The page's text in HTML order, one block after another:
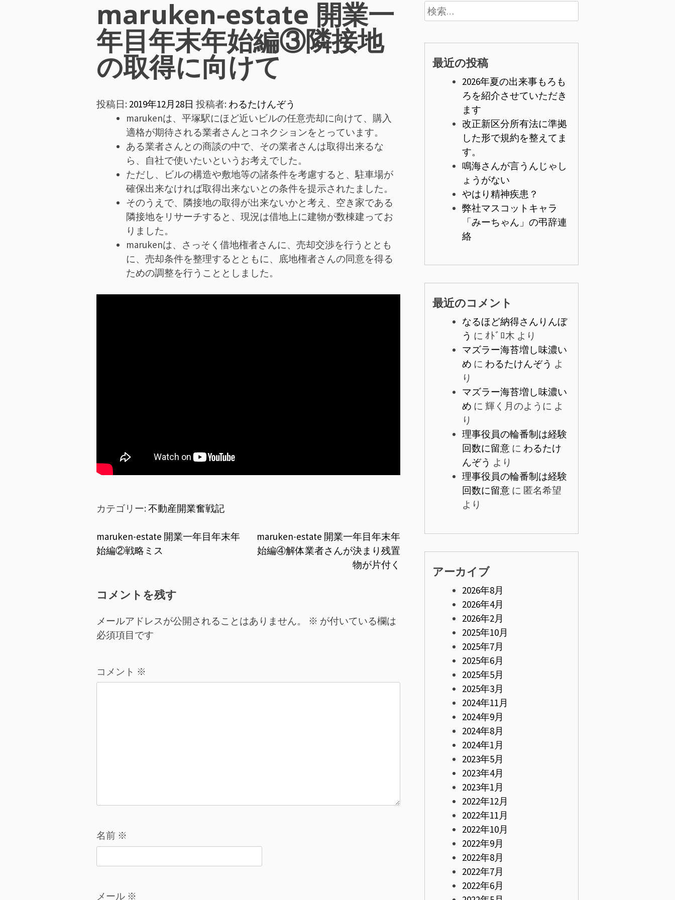
ン
メ
ニ
ュ
ー
maruken-estate 開業一
年目年末年始編③隣接地
の取得に向けて
投稿日: 2019年12月28日 投稿者: わるたけんぞう
marukenは、平塚駅にほど近いビルの任意売却に向けて、購入
適格が期待される業者さんとコネクションをとっています。
ある業者さんとの商談の中で、その業者さんは取得出来るな
ら、自社で使いたいというお考えでした。
ただし、ビルの構造や敷地等の諸条件を考慮すると、駐車場が
確保出来なければ取得出来ないとの条件を提示されたました。
そのうえで、隣接地の取得が出来ないかと考え、空き家である
隣接地をリサーチすると、現況は借地上に建物が数棟建ってお
りました。
marukenは、さっそく借地権者さんに、売却交渉を行うととも
に、売却条件を整理するとともに、底地権者さんの同意を得る
ための調整を行うこととしました。
カテゴリー: 不動産開業奮戦記
投
稿
ビ
ゲ
ー
シ
ョ
maruken-estate 開業一年目年末年
始編②戦略ミス
maruken-estate 開業一年目年末年
始編④解体業者さんが決まり残置
物が片付く
コメントを残す
メールアドレスが公開されることはありません。 ※ が付いている欄は
必須項目です
コメント ※
名前 ※
メール ※
検
索:
最近の投稿
2026年夏の出来事もろも
ろを紹介させていただき
ます
改正新区分所有法に準拠
した形で規約を整えてま
す。
鳴海さんが言うんじゃし
ょうがない
やはり精神疾患？
弊社マスコットキャラ
「みーちゃん」の弔辞連
絡
最近のコメント
なるほど納得さんりんぼ
う に ｵﾄﾞﾛ木 より
マズラー海苔増し味濃い
め に わるたけんぞう よ
り
マズラー海苔増し味濃い
め に 輝く月のように よ
り
理事役員の輪番制は経験
回数に留意に わるたけ
んぞう より
理事役員の輪番制は経験
回数に留意に 匿名希望
より
アーカイブ
2026年8月
2026年4月
2026年2月
2025年10月
2025年7月
2025年6月
2025年5月
2025年3月
2024年11月
2024年9月
2024年8月
2024年1月
2023年5月
2023年4月
2023年1月
2022年12月
2022年11月
2022年10月
2022年9月
2022年8月
2022年7月
2022年6月